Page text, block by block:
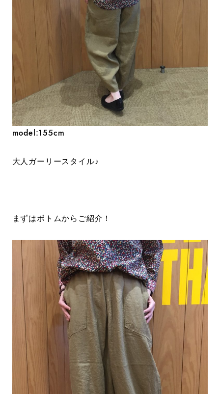
model:155cm
大人ガーリースタイル♪
まずはボトムからご紹介！